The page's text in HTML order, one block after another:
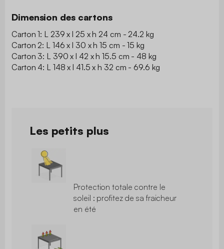
Dimension des cartons
Carton 1: L 239 x l 25 x h 24 cm - 24.2 kg
Carton 2: L 146 x l 30 x h 15 cm - 15 kg
Carton 3: L 390 x l 42 x h 15.5 cm - 48 kg
Carton 4: L 148 x l 41.5 x h 32 cm - 69.6 kg
Les petits plus
Protection totale contre le
soleil : profitez de sa fraicheur
en été